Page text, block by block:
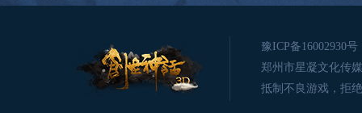
豫ICP备16002930号
郑州市星凝文化传
抵制不良游戏，拒